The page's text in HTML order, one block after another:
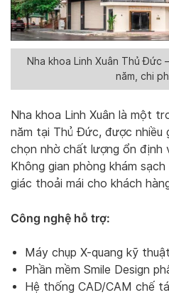
Nha khoa Linh Xuân Thủ Đức
năm, chi
Nha khoa Linh Xuân là một
năm tại Thủ Đức, được nhiều
chọn nhờ chất lượng ổn định
Không gian phòng khám
giác thoải mái cho khách
Công nghệ hỗ trợ:
Máy chụp X-quang kỹ
Phần mềm Smile Design
Hệ thống CAD/CAM chế